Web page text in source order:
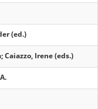
(ed.)
Caiazzo, Irene (eds.)